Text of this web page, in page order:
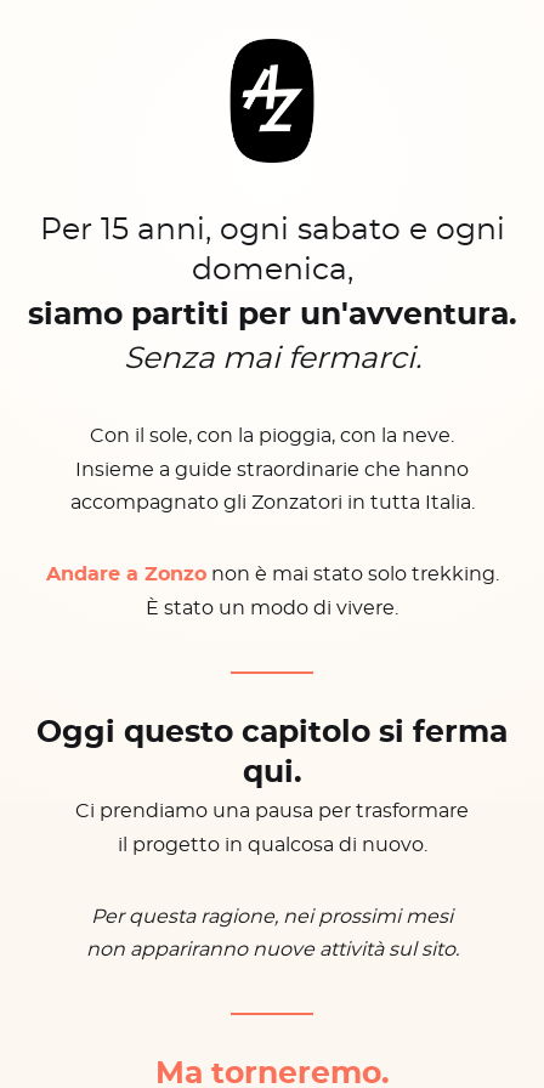
Per 15 anni, ogni sabato e ogni
domenica,
siamo partiti per un'avventura.
Senza mai fermarci.
Con il sole, con la pioggia, con la neve.
Insieme a guide straordinarie che hanno
accompagnato gli Zonzatori in tutta Italia.
Andare a Zonzonon è mai stato solo trekking.
È stato un modo di vivere.
Oggi questo capitolo si ferma
qui.
Ci prendiamo una pausa per trasformare
il progetto in qualcosa di nuovo.
Per questa ragione, nei prossimi mesi
non appariranno nuove attività sul sito.
Ma torneremo.